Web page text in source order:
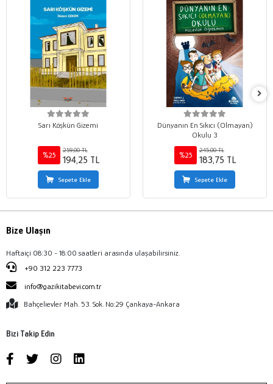
Sarı Köşkün Gizemi
%25
259,00 TL
194,25 TL
Sepete Ekle
Dünyanın En Sıkıcı (Olmayan)
Okulu 3
%25
245,00 TL
183,75 TL
Sepete Ekle
Bize Ulaşın
Haftaiçi 08:30 - 18:00 saatleri arasında ulaşabilirsiniz.
+90 312 223 7773
info@gazikitabevi.com.tr
Bahçelievler Mah. 53. Sok. No:29 Çankaya-Ankara
Bizi Takip Edin